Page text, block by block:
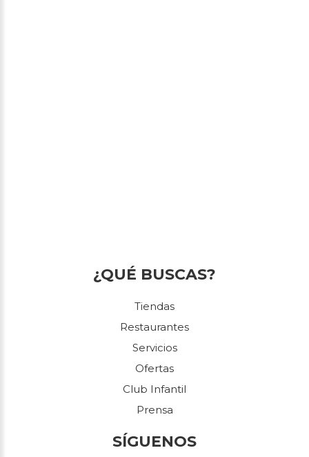
¿QUÉ BUSCAS?
Tiendas
Restaurantes
Servicios
Ofertas
Club Infantil
Prensa
SÍGUENOS